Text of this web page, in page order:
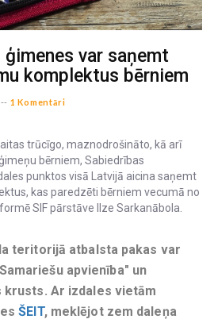
var saņemt
komplektus bērniem
1 Komentāri
trūcīgo, maznodrošināto, kā arī
bērniem, Sabiedrības
punktos visā Latvijā aicina saņemt
kas paredzēti bērniem vecumā no
SIF pārstāve Ilze Sarkanābola.
teritorijā atbalsta pakas var
apvienība" un
krusts. Ar izdales vietām
ŠEIT, meklējot zem daleņa